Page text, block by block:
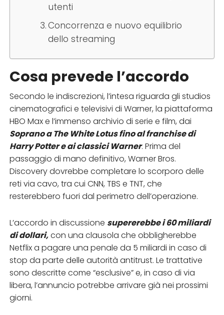
utenti
Concorrenza e nuovo equilibrio
dello streaming
Cosa prevede l’accordo
Secondo le indiscrezioni, l’intesa riguarda gli studios
cinematografici e televisivi di Warner, la piattaforma
HBO Max e l’immenso archivio di serie e film, dai
Soprano a The White Lotus fino al franchise di
Harry Potter e ai classici Warner. Prima del
passaggio di mano definitivo, Warner Bros.
Discovery dovrebbe completare lo scorporo delle
reti via cavo, tra cui CNN, TBS e TNT, che
resterebbero fuori dal perimetro dell’operazione.​
L’accordo in discussione supererebbe i 60 miliardi
di dollari,con una clausola che obbligherebbe
Netflix a pagare una penale da 5 miliardi in caso di
stop da parte delle autorità antitrust. Le trattative
sono descritte come “esclusive” e, in caso di via
libera, l’annuncio potrebbe arrivare già nei prossimi
giorni.​